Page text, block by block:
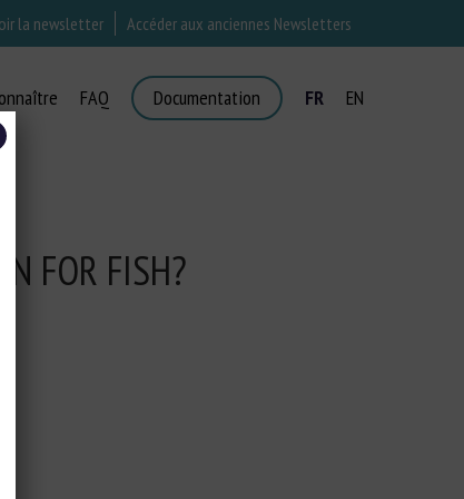
la newsletter Accéder aux anciennes Newsletters
FAQ Documentation FR EN
FOR FISH?